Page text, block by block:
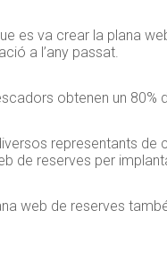
es va crear la plana
a l’any passat.
obtenen un 80%
representants de
de reserves per
web de reserves